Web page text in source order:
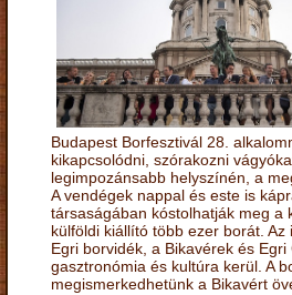
Budapest Borfesztivál 28.
kikapcsolódni, szórakozni
legimpozánsabb helyszínén, a
A vendégek nappal és este is
társaságában kóstolhatják meg a
külföldi kiállító több ezer borát. Az
Egri borvidék, a Bikavérek és
gasztronómia és kultúra kerül. A
megismerkedhetünk a Bikavért